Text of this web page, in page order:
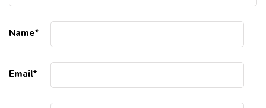
Name*
Email*